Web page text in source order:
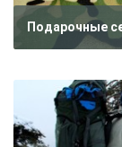
Подарочные